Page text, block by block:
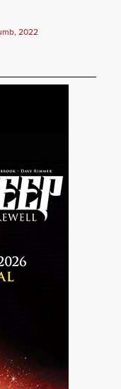
2022